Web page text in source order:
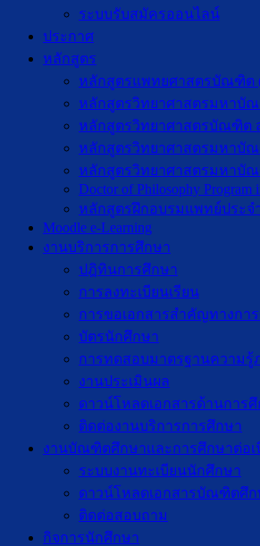
ระบบรับสมัครออนไลน์
ประกาศ
หลักสูตร
หลักสูตรแพทยศาสตรบัณฑิต
หลักสูตรวิทยาศาสตรมหาบั
หลักสูตรวิทยาศาสตรบัณฑิต
หลักสูตรวิทยาศาสตรมหาบั
หลักสูตรวิทยาศาสตรมหาบั
Doctor of Philosophy Program
หลักสูตรฝึกอบรมแพทย์ประ
Moodle e-Learning
งานบริการการศึกษา
ปฎิทินการศึกษา
การลงทะเบียนเรียน
การขอเอกสารสำคัญทางกา
บัตรนักศึกษา
การทดสอบมาตรฐานความรู้
งานประเมินผล
ดาวน์โหลดเอกสารด้านการ
ติดต่องานบริการการศึกษา
งานบัณฑิตศึกษาเเละการศึกษาต่อเ
ระบบงานทะเบียนนักศึกษา
ดาวน์โหลดเอกสารบัณฑิตศึก
ติดต่อสอบถาม
กิจการนักศึกษา